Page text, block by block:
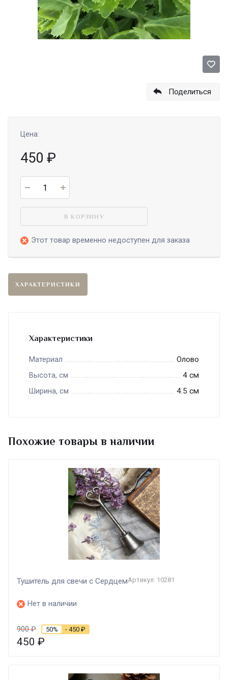
Поделиться
Цена:
450 ₽
В КОРЗИНУ
Этот товар временно недоступен для заказа
ХАРАКТЕРИСТИКИ
Характеристики
Материал Олово
Высота, см 4 см
Ширина, см 4.5 см
Похожие товары в наличии
Тушитель для свечи с СердцемАртикул: 10281
Нет в наличии
900₽ 50% - 450 ₽
450 ₽